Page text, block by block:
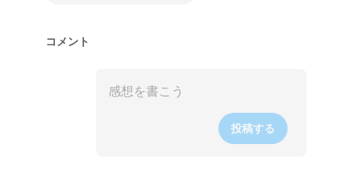
コメント
投稿する